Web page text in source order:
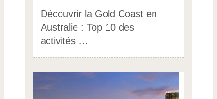
Découvrir la Gold Coast en
Australie : Top 10 des
activités …